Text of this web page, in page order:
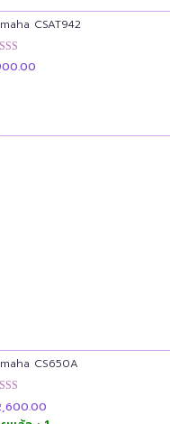
CSAT942
ะแนน
CS650A
ะแนน